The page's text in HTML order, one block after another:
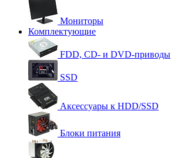
Мониторы
Комплектующие
FDD, CD- и DVD-приводы
SSD
Аксессуары к HDD/SSD
Блоки питания